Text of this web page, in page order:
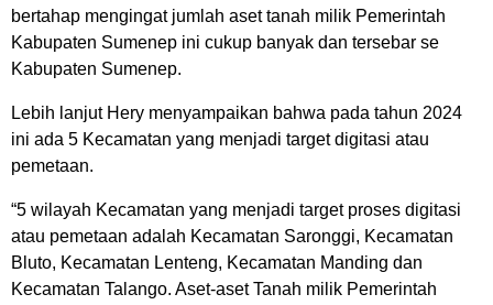
bertahap mengingat jumlah aset tanah milik Pemerintah
Kabupaten Sumenep ini cukup banyak dan tersebar se
Kabupaten Sumenep.
Lebih lanjut Hery menyampaikan bahwa pada tahun 2024
ini ada 5 Kecamatan yang menjadi target digitasi atau
pemetaan.
“5 wilayah Kecamatan yang menjadi target proses digitasi
atau pemetaan adalah Kecamatan Saronggi, Kecamatan
Bluto, Kecamatan Lenteng, Kecamatan Manding dan
Kecamatan Talango. Aset-aset Tanah milik Pemerintah